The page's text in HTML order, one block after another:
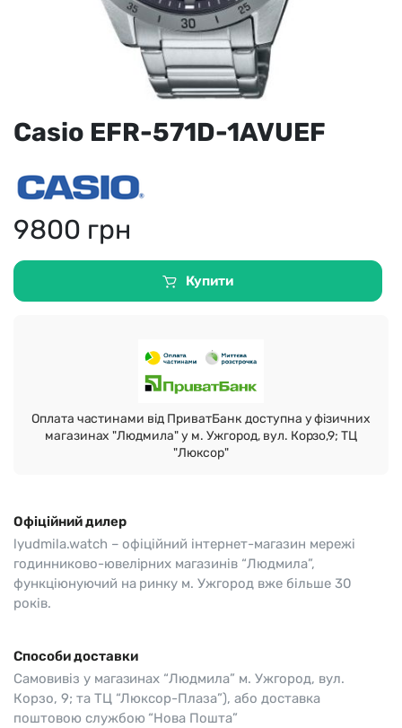
Casio EFR-571D-1AVUEF
9800 грн
Купити
Оплата частинами від ПриватБанк доступна у фізичних
магазинах "Людмила" у м. Ужгород, вул. Корзо,9; ТЦ
"Люксор"
Офіційний дилер
lyudmila.watch – офіційний інтернет-магазин мережі
годинниково-ювелірних магазинів “Людмила”,
функціюнуючий на ринку м. Ужгород вже більше 30
років.
Способи доставки
Самовивіз у магазинах “Людмила” м. Ужгород, вул.
Корзо, 9; та ТЦ “Люксор-Плаза”), або доставка
поштовою службою “Нова Пошта”